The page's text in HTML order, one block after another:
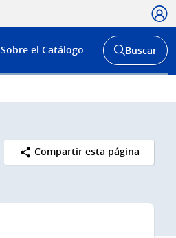
Menú
de
Sobre el Catálogo
Abrir
buscador
Buscar
Compartir esta página